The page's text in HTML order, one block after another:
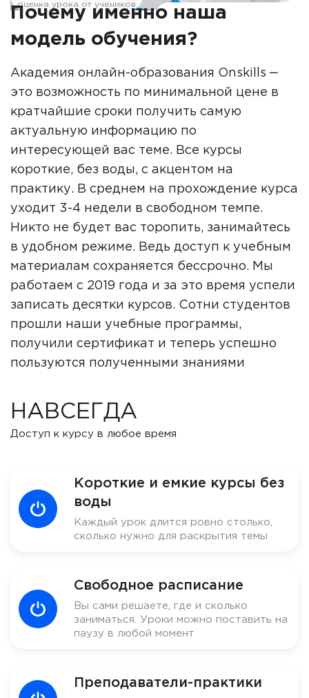
оценка урока от учеников
Почему именно наша
модель обучения?
Академия онлайн-образования Onskills ‒
это возможность по минимальной цене в
кратчайшие сроки получить самую
актуальную информацию по
интересующей вас теме. Все курсы
короткие, без воды, с акцентом на
практику. В среднем на прохождение курса
уходит 3-4 недели в свободном темпе.
Никто не будет вас торопить, занимайтесь
в удобном режиме. Ведь доступ к учебным
материалам сохраняется бессрочно. Мы
работаем с 2019 года и за это время успели
записать десятки курсов. Сотни студентов
прошли наши учебные программы,
получили сертификат и теперь успешно
пользуются полученными знаниями
НАВСЕГДА
Доступ к курсу в любое время
Короткие и емкие курсы без
воды
Каждый урок длится ровно столько,
сколько нужно для раскрытия темы
Свободное расписание
Вы сами решаете, где и сколько
заниматься. Уроки можно поставить на
паузу в любой момент
Преподаватели-практики